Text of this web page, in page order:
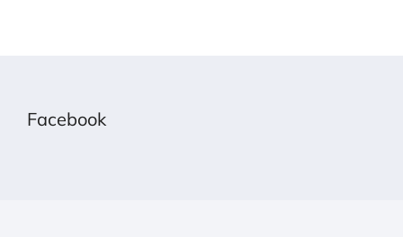
Facebook